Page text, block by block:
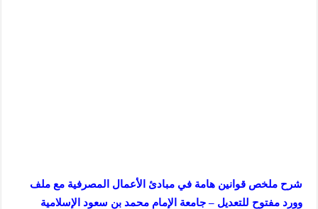
شرح ملخص قوانين هامة في مبادئ الأعمال المصرفية مع ملف
وورد مفتوح للتعديل – جامعة الإمام محمد بن سعود الإسلامية